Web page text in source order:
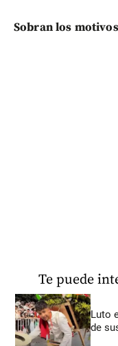
Sobran los
Te puede
Luto
de